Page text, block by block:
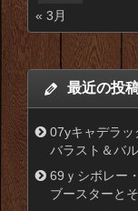
« 3月
最近の投
07yキャデラ
バラスト＆バ
69ｙシボレー
ブースターと